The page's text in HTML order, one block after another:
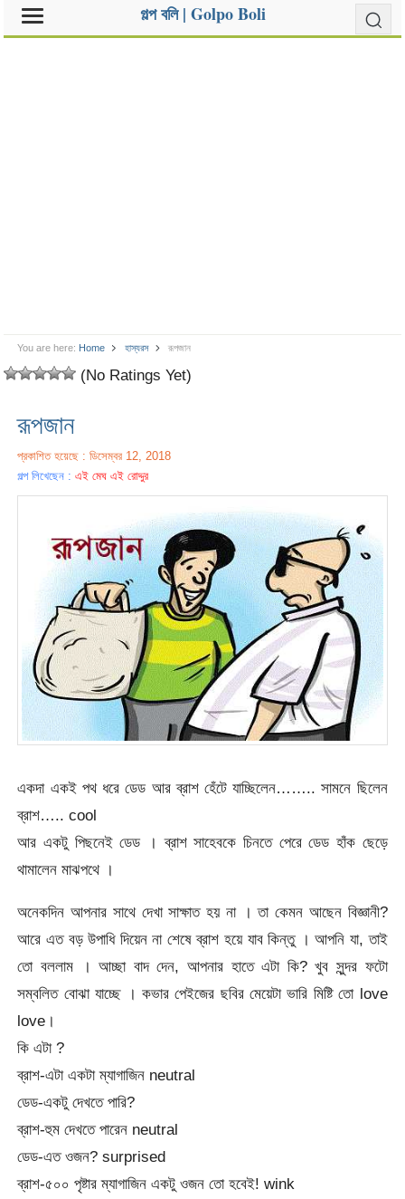
গল্প বলি | Golpo Boli
You are here: Home হাস্যরস রূপজান
(No Ratings Yet)
রূপজান
প্রকাশিত হয়েছে : ডিসেম্বর 12, 2018
গল্প লিখেছেন :এই মেঘ এই রোদ্দুর
একদা একই পথ ধরে ডেড আর ব্রাশ হেঁটে যাচ্ছিলেন…….. সামনে ছিলেন
ব্রাশ….. cool
আর একটু পিছনেই ডেড । ব্রাশ সাহেবকে চিনতে পেরে ডেড হাঁক ছেড়ে
থামালেন মাঝপথে ।
অনেকদিন আপনার সাথে দেখা সাক্ষাত হয় না । তা কেমন আছেন বিজ্ঞানী?
আরে এত বড় উপাধি দিয়েন না শেষে ব্রাশ হয়ে যাব কিন্তু । আপনি যা, তাই
তো বললাম । আচ্ছা বাদ দেন, আপনার হাতে এটা কি? খুব সুন্দর ফটো
সম্বলিত বোঝা যাচ্ছে । কভার পেইজের ছবির মেয়েটা ভারি মিষ্টি তো love
love।
কি এটা ?
ব্রাশ-এটা একটা ম্যাগাজিন neutral
ডেড-একটু দেখতে পারি?
ব্রাশ-হুম দেখতে পারেন neutral
ডেড-এত ওজন? surprised
ব্রাশ-৫০০ পৃষ্টার ম্যাগাজিন একটু ওজন তো হবেই! wink